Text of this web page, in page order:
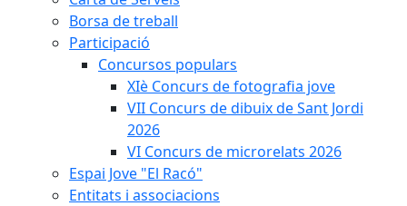
Borsa de treball
Participació
Concursos populars
XIè Concurs de fotografia jove
VII Concurs de dibuix de Sant Jordi
2026
VI Concurs de microrelats 2026
Espai Jove "El Racó"
Entitats i associacions